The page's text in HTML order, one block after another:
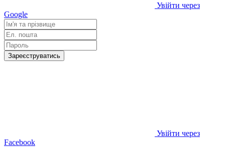
Увійти через
Google
Зареєструватись
Увійти через
Facebook